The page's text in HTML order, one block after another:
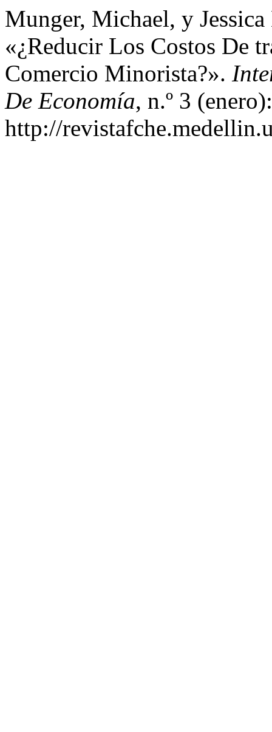
Munger, Michael, y
«¿Reducir Los Costos De
Comercio Minorista?».
De Economía, n.º 3
http://